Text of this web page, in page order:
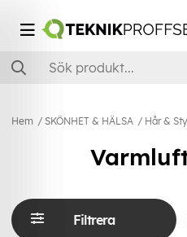
Hem SKÖNHET & HÄLSA Hår &
Filtrera